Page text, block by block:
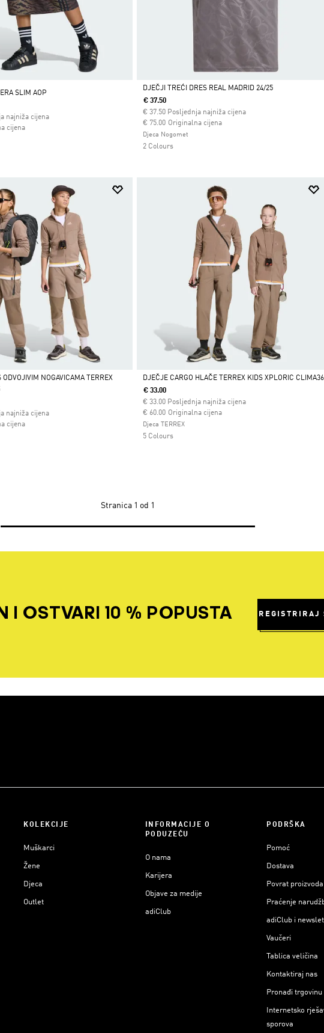
SLIM AOP
najniža cijena
cijena
Da
DJEČJI TREĆI DRES REAL MADRID 24/25
€ 37.50
€ 37.50 Posljednja najniža cijena
Originalna cijena
Cijena umanjena od
€ 75.00za
Djeca Nogomet
2 Colours
ODVOJIVIM NOGAVICAMA TERREX
najniža cijena
cijena
Da
DJEČJE CARGO HLAČE TERREX KIDS XPLORIC
€ 33.00
€ 33.00 Posljednja najniža cijena
Originalna cijena
Cijena umanjena od
€ 60.00za
Djeca TERREX
5 Colours
Stranica 1 od 1
I OSTVARI 10 % POPUSTA REGISTRIRAJ
KOLEKCIJE
Muškarci
Žene
Djeca
Outlet
INFORMACIJE O
PODUZEĆU
O nama
Karijera
Objave za medije
adiClub
PODRŠKA
Pomoć
Dostava
Povrat
Praćenje
adiClub i
Vaučeri
Tablica veličina
Kontaktiraj nas
Pronađi trgovinu
Internetsko
sporova